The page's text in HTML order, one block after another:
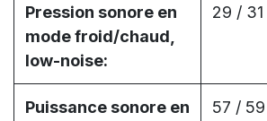
Pression sonore en
mode froid/chaud,
low-noise:
29 /
Puissance sonore en
57 /